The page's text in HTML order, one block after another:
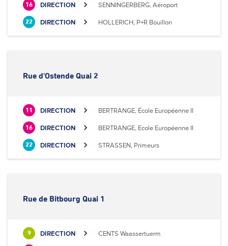
16 DIRECTION SENNINGERBERG, Aéroport
22 DIRECTION HOLLERICH, P+R Bouillon
Rue d'Ostende Quai 2
11 DIRECTION BERTRANGE, École Européenne II
16 DIRECTION BERTRANGE, Ecole Européenne II
22 DIRECTION STRASSEN, Primeurs
Rue de Bitbourg Quai 1
9 DIRECTION CENTS Waassertuerm